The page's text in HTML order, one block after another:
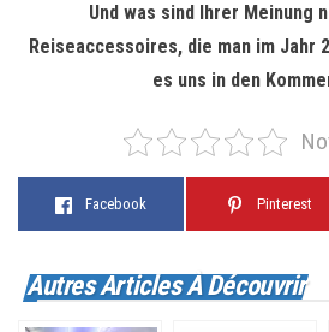
Und was sind Ihrer Meinung
Reiseaccessoires, die man im Jahr
es uns in den
Facebook Pinterest
Autres Articles À Découvrir